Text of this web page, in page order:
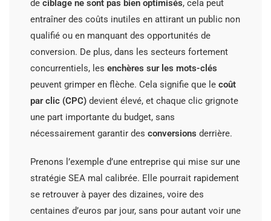
de ciblage ne sont pas bien optimisés, cela peut
entraîner des coûts inutiles en attirant un public non
qualifié ou en manquant des opportunités de
conversion. De plus, dans les secteurs fortement
concurrentiels, les enchères sur les mots-clés
peuvent grimper en flèche. Cela signifie que le coût
par clic (CPC) devient élevé, et chaque clic grignote
une part importante du budget, sans
nécessairement garantir des conversions derrière.
Prenons l’exemple d’une entreprise qui mise sur une
stratégie SEA mal calibrée. Elle pourrait rapidement
se retrouver à payer des dizaines, voire des
centaines d’euros par jour, sans pour autant voir une